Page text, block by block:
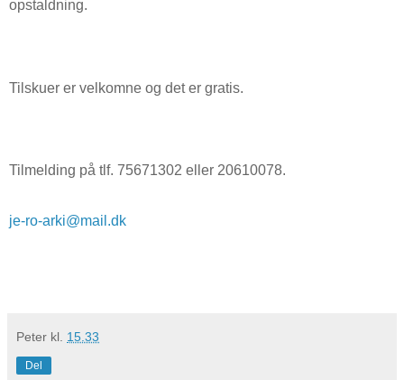
opstaldning.
Tilskuer er velkomne og det er gratis.
Tilmelding på tlf. 75671302 eller 20610078.
je-ro-arki@mail.dk
Peter kl. 15.33
Del